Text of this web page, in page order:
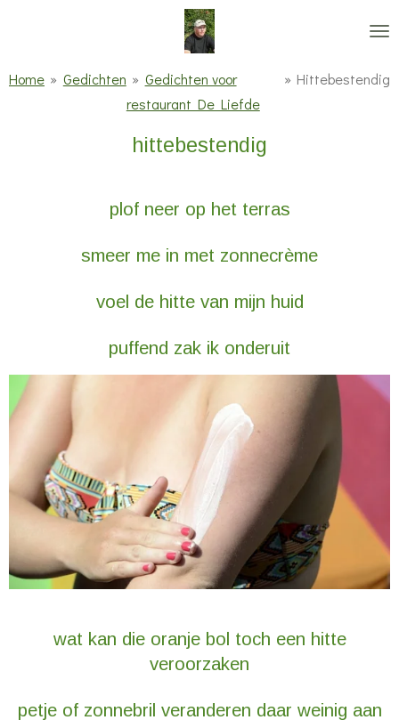
Home » Gedichten » Gedichten voor
restaurant De Liefde
» Hittebestendig
hittebestendig
plof neer op het terras
smeer me in met zonnecrème
voel de hitte van mijn huid
puffend zak ik onderuit
wat kan die oranje bol toch een hitte
veroorzaken
petje of zonnebril veranderen daar weinig aan